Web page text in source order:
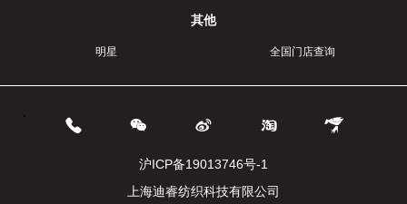
其他
明星 全国门店查询
.
沪ICP备19013746号-1
上海迪睿纺织科技有限公司